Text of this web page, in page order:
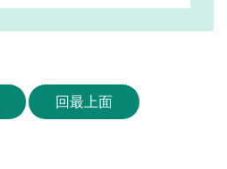
回最上面